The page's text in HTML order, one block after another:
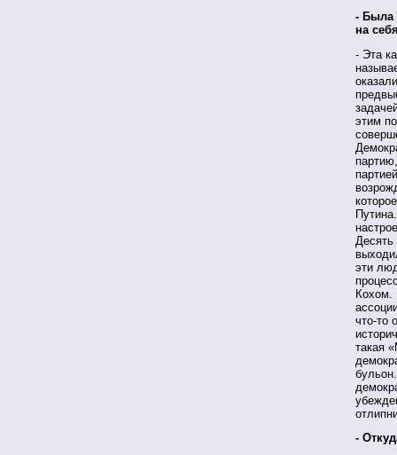
- Была
на
- Эта
этим
эти
Кохом.
что-то
такая
-